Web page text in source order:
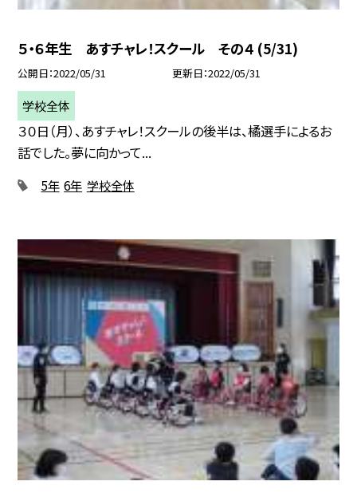
５・６年生 あすチャレ！スクール その４ (5/31)
公開日 2022/05/31 更新日 2022/05/31
学校全体
３０日（月）、あすチャレ！スクールの後半は、橘選手によるお
話でした。夢に向かって...
5年 6年 学校全体